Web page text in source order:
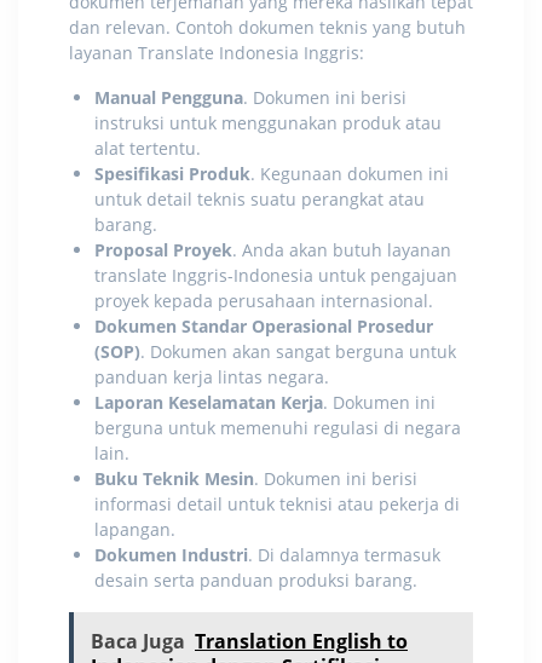
dan relevan. Contoh dokumen teknis yang butuh
layanan Translate Indonesia Inggris:
Manual Pengguna. Dokumen ini berisi
instruksi untuk menggunakan produk atau
alat tertentu.
Spesifikasi Produk. Kegunaan dokumen ini
untuk detail teknis suatu perangkat atau
barang.
Proposal Proyek. Anda akan butuh layanan
translate Inggris-Indonesia untuk pengajuan
proyek kepada perusahaan internasional.
Dokumen Standar Operasional Prosedur
(SOP). Dokumen akan sangat berguna untuk
panduan kerja lintas negara.
Laporan Keselamatan Kerja. Dokumen ini
berguna untuk memenuhi regulasi di negara
lain.
Buku Teknik Mesin. Dokumen ini berisi
informasi detail untuk teknisi atau pekerja di
lapangan.
Dokumen Industri. Di dalamnya termasuk
desain serta panduan produksi barang.
Baca Juga Translation English to